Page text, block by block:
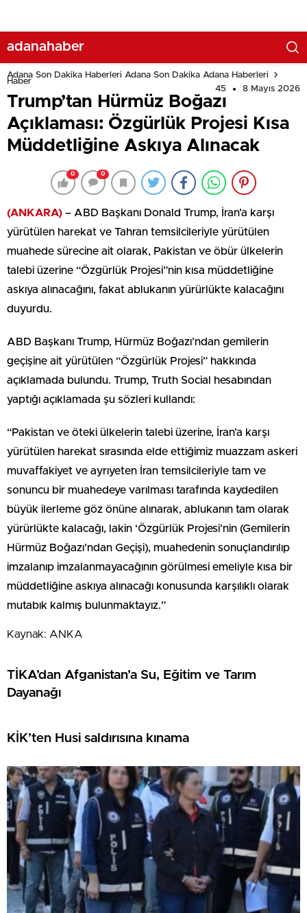
adanahaber
Adana Son Dakika Haberleri Adana Son Dakika Adana Haberleri
Haber
45
8 Mayıs 2026
Trump’tan Hürmüz Boğazı
Açıklaması: Özgürlük Projesi Kısa
Müddetliğine Askıya Alınacak
0 0
(ANKARA) – ABD Başkanı Donald Trump, İran’a karşı
yürütülen harekat ve Tahran temsilcileriyle yürütülen
muahede sürecine ait olarak, Pakistan ve öbür ülkelerin
talebi üzerine “Özgürlük Projesi”nin kısa müddetliğine
askıya alınacağını, fakat ablukanın yürürlükte kalacağını
duyurdu.
ABD Başkanı Trump, Hürmüz Boğazı’ndan gemilerin
geçişine ait yürütülen “Özgürlük Projesi” hakkında
açıklamada bulundu. Trump, Truth Social hesabından
yaptığı açıklamada şu sözleri kullandı:
“Pakistan ve öteki ülkelerin talebi üzerine, İran’a karşı
yürütülen harekat sırasında elde ettiğimiz muazzam askeri
muvaffakiyet ve ayrıyeten İran temsilcileriyle tam ve
sonuncu bir muahedeye varılması tarafında kaydedilen
büyük ilerleme göz önüne alınarak, ablukanın tam olarak
yürürlükte kalacağı, lakin ‘Özgürlük Projesi’nin (Gemilerin
Hürmüz Boğazı’ndan Geçişi), muahedenin sonuçlandırılıp
imzalanıp imzalanmayacağının görülmesi emeliyle kısa bir
müddetliğine askıya alınacağı konusunda karşılıklı olarak
mutabık kalmış bulunmaktayız.”
Kaynak: ANKA
TİKA’dan Afganistan’a Su, Eğitim ve Tarım
Dayanağı
KİK’ten Husi saldırısına kınama